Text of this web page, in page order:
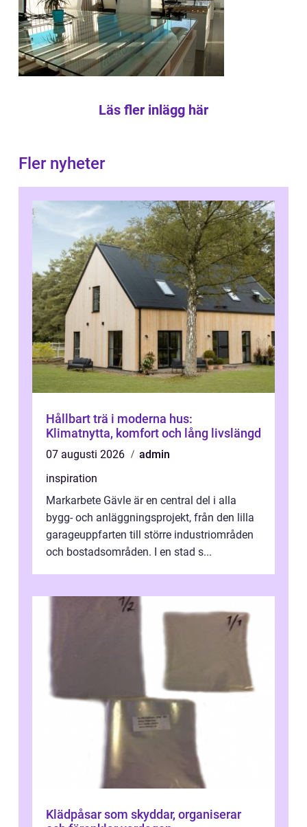
Läs fler inlägg här
Fler nyheter
Hållbart trä i moderna hus:
Klimatnytta, komfort och lång livslängd
07 augusti 2026
admin
inspiration
Markarbete Gävle är en central del i alla
bygg- och anläggningsprojekt, från den lilla
garageuppfarten till större industriområden
och bostadsområden. I en stad s...
Klädpåsar som skyddar, organiserar